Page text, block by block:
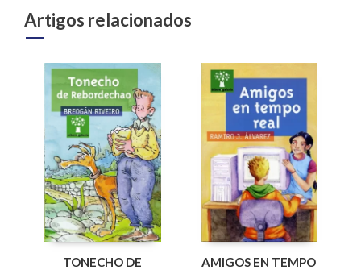
Artigos relacionados
TONECHO DE
AMIGOS EN TEMPO